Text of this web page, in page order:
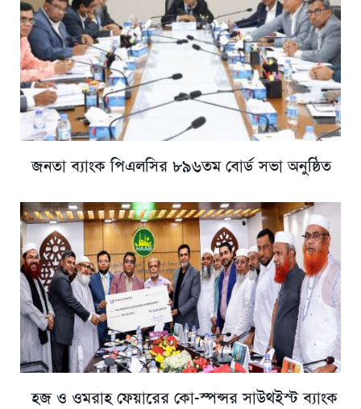
জনতা ব্যাংক পিএলসির ৮৯৬তম বোর্ড সভা অনুষ্ঠিত
হজ ও ওমরাহ ফেয়ারের কো-স্পন্সর সাউথইস্ট ব্যাংক